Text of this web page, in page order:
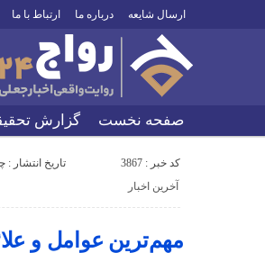
ارسال شایعه درباره ما ارتباط با ما
صفحه نخست گزارش
کد خبر : 3867 تاریخ انتشار : چهارشنبه
آخرین اخبار
مهم‌ترین عوامل و